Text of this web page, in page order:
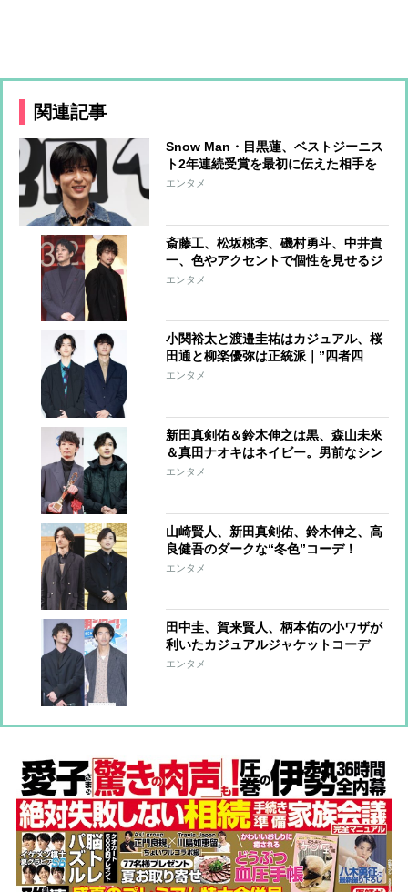
関連記事
Snow Man・目黒蓮、ベストジーニス
ト2年連続受賞を最初に伝えた相手を
告白「喜んでくれていました」
エンタメ
斎藤工、松坂桃李、磯村勇斗、中井貴
一、色やアクセントで個性を見せるジ
ャケットコーデ
エンタメ
小関裕太と渡邉圭祐はカジュアル、桜
田通と柳楽優弥は正統派｜”四者四
様”のジャケットスタイル
エンタメ
新田真剣佑＆鈴木伸之は黒、森山未來
＆真田ナオキはネイビー。男前なシン
プルカラーコーデ
エンタメ
山崎賢人、新田真剣佑、鈴木伸之、高
良健吾のダークな“冬色”コーデ！
エンタメ
田中圭、賀来賢人、柄本佑の小ワザが
利いたカジュアルジャケットコーデ
【ファッションチェック】
エンタメ